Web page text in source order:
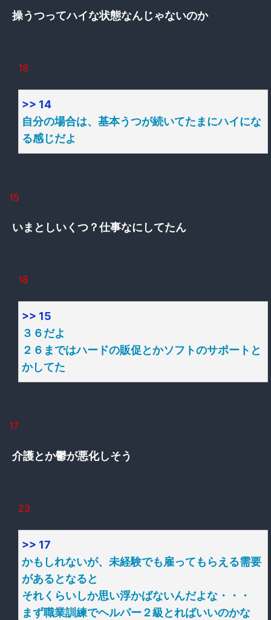
操うつってハイな状態なんじゃないのか
18
>> 14
自分の場合は、基本うつが続いてたまにハイにな
る感じだよ
15
いまとしいくつ？仕事なにしてたん
18
>> 15
３６だよ
２６まではハードの販促とかソフトのサポートと
かしてた
17
介護とか鬱が悪化しそう
23
>> 17
かもしれないが、未経験でも雇ってもらえる需要
があるとなると
それくらいしか思い浮かばないんだよな・・・
まず職業訓練でヘルパー２級とればいいのかな